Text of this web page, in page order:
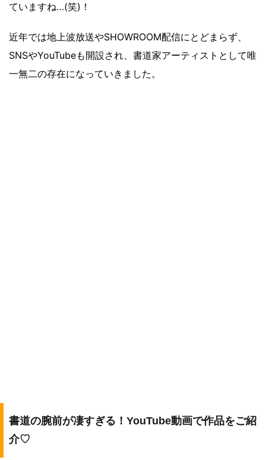
ていますね…(笑)！
近年では地上波放送やSHOWROOM配信にとどまらず、
SNSやYouTubeも開設され、書道家アーティストとして唯
一無二の存在になっていきました。
書道の腕前が凄すぎる！YouTube動画で作品をご紹
介♡